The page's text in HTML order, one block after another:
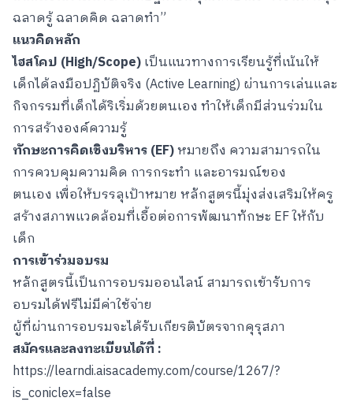
ฉลาดรู้ ฉลาดคิด ฉลาดทำ”
แนวคิดหลัก
ไฮสโคป (High/Scope)เป็นแนวทางการเรียนรู้ที่เน้นให้
เด็กได้ลงมือปฏิบัติจริง (Active Learning) ผ่านการเล่นและ
กิจกรรมที่เด็กได้ริเริ่มด้วยตนเอง ทำให้เด็กมีส่วนร่วมใน
การสร้างองค์ความรู้
ทักษะการคิดเชิงบริหาร (EF)หมายถึง ความสามารถใน
การควบคุมความคิด การกระทำ และอารมณ์ของ
ตนเอง เพื่อให้บรรลุเป้าหมาย หลักสูตรนี้มุ่งส่งเสริมให้ครู
สร้างสภาพแวดล้อมที่เอื้อต่อการพัฒนาทักษะ EF ให้กับ
เด็ก
การเข้าร่วมอบรม
หลักสูตรนี้เป็นการอบรมออนไลน์ สามารถเข้ารับการ
อบรมได้ฟรีไม่มีค่าใช้จ่าย
ผู้ที่ผ่านการอบรมจะได้รับเกียรติบัตรจากคุรุสภา
สมัครและลงทะเบียนได้ที่ :
https://learndi.aisacademy.com/course/1267/?
is_coniclex=false